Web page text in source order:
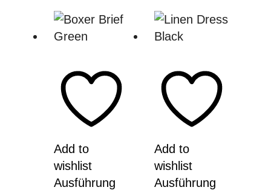
Add to
wishlist
Ausführung
Add to
wishlist
Ausführung